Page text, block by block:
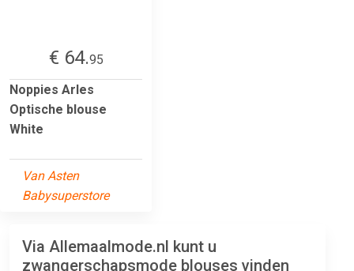
€ 64.95
Noppies Arles
Optische blouse
White
Van Asten
Babysuperstore
Via Allemaalmode.nl kunt u
zwangerschapsmode blouses vinden